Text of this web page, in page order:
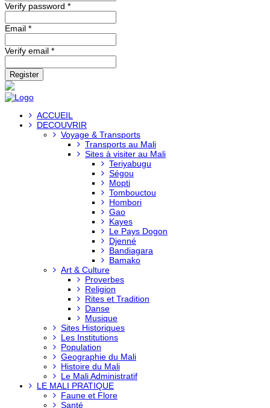
Verify password *
Email *
Verify email *
Register
ACCUEIL
DECOUVRIR
Voyage & Transports
Transports au Mali
Sites à visiter au Mali
Teriyabugu
Ségou
Mopti
Tombouctou
Hombori
Gao
Kayes
Le Pays Dogon
Djenné
Bandiagara
Bamako
Art & Culture
Proverbes
Religion
Rites et Tradition
Danse
Musique
Sites Historiques
Les Institutions
Population
Geographie du Mali
Histoire du Mali
Le Mali Administratif
LE MALI PRATIQUE
Faune et Flore
Santé